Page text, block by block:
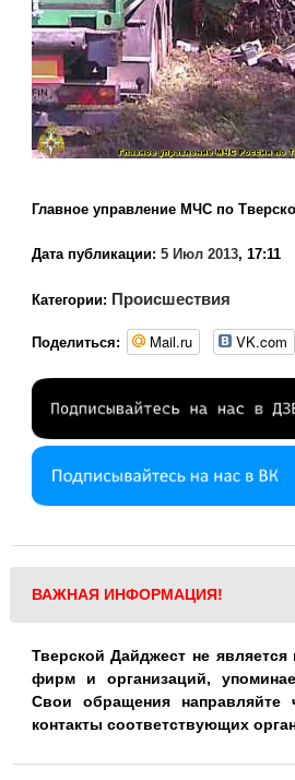
Главное управление МЧС по
Дата публикации: 5 Июл 2013, 17:11
Категории: Происшествия
Поделиться: Mail.ru VK.com
ВАЖНАЯ ИНФОРМАЦИЯ!
Тверской Дайджест не является
фирм и организаций,
Свои обращения направляйте
контакты соответствующих